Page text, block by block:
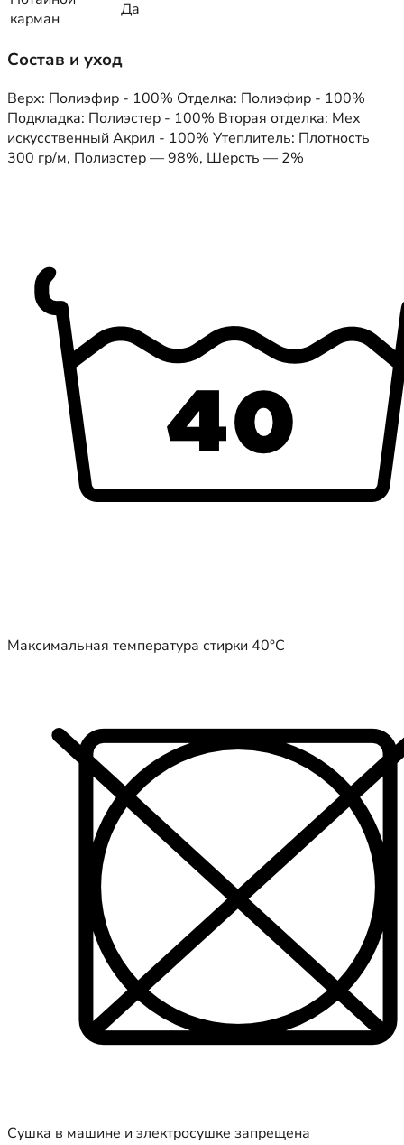
карман
Да
Состав и уход
Верх: Полиэфир - 100% Отделка: Полиэфир - 100%
Подкладка: Полиэстер - 100% Вторая отделка: Мех
искусственный Акрил - 100% Утеплитель: Плотность
300 гр/м, Полиэстер — 98%, Шерсть — 2%
Максимальная температура стирки 40°C
Сушка в машине и электросушке запрещена